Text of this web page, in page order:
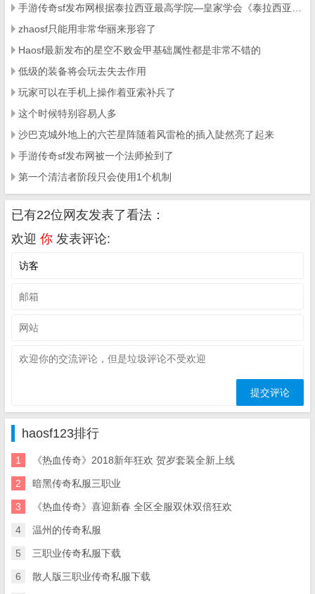
zhaosf只能用非常华丽来形容了
Haosf最新发布的星空不败金甲基础属性都是非常不错的
低级的装备将会玩去失去作用
玩家可以在手机上操作着亚索补兵了
这个时候特别容易人多
沙巴克城外地上的六芒星阵随着风雷枪的插入陡然亮了起来
手游传奇sf发布网被一个法师捡到了
第一个清洁者阶段只会使用1个机制
已有22位网友发表了看法：
欢迎 你 发表评论:
haosf123排行
1 《热血传奇》2018新年狂欢 贺岁套装全新上线
2 暗黑传奇私服三职业
3 《热血传奇》喜迎新春 全区全服双休双倍狂欢
4 温州的传奇私服
5 三职业传奇私服下载
6 散人版三职业传奇私服下载